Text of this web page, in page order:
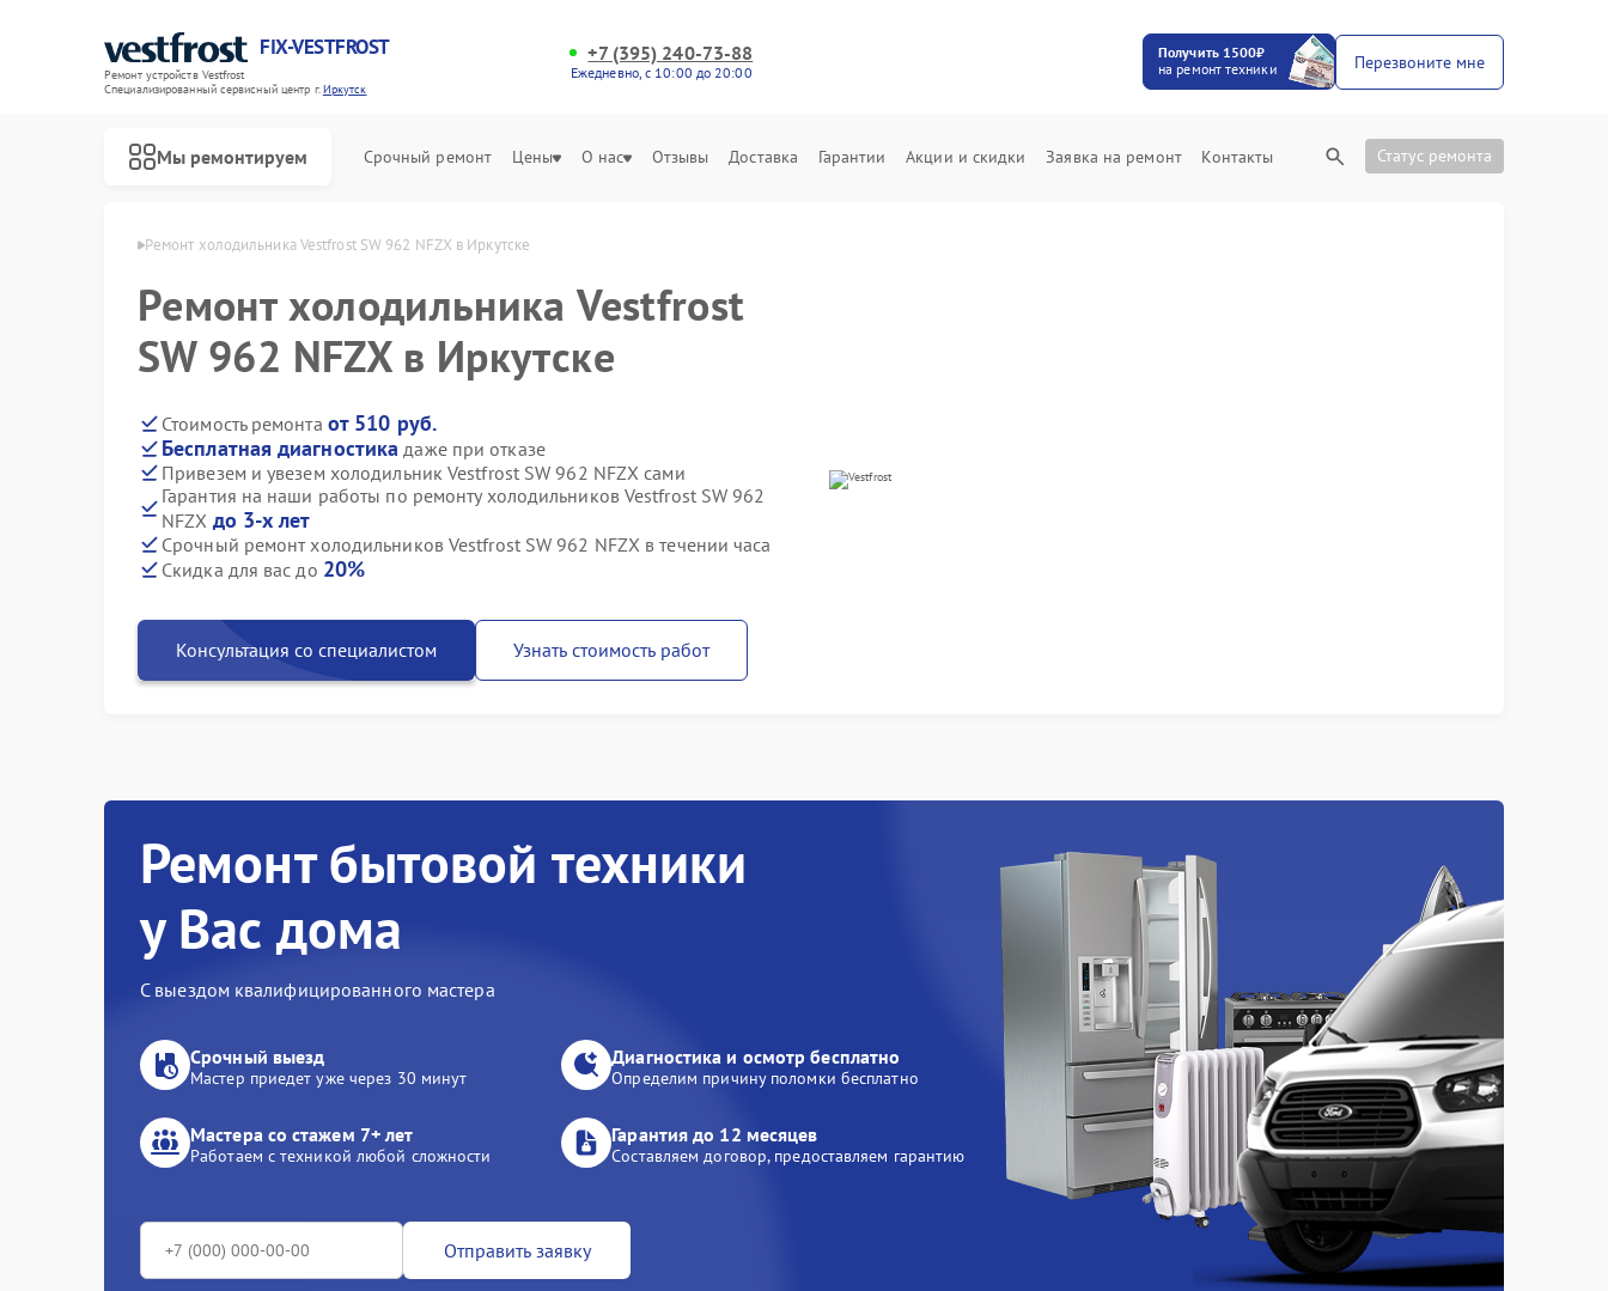
FIX-VESTFROST
Ремонт устройств Vestfrost
Специализированный cервисный центр г.Иркутск
+7 (395) 240-73-88
Ежедневно, с 10:00 до 20:00
Получить 1500₽
на ремонт техники
Перезвоните мне
Мы ремонтируем Срочный ремонт Цены О нас Отзывы Доставка Гарантии Акции и скидки Заявка на ремонт Контакты Статус ремонта
Ремонт холодильника Vestfrost SW 962 NFZX в Иркутске
Ремонт холодильника Vestfrost
SW 962 NFZX в Иркутске
Стоимость ремонта от 510 руб.
Бесплатная диагностика даже при отказе
Привезем и увезем холодильник Vestfrost SW 962 NFZX сами
Гарантия на наши работы по ремонту холодильников Vestfrost SW 962
NFZX до 3-х лет
Срочный ремонт холодильников Vestfrost SW 962 NFZX в течении часа
Скидка для вас до 20%
Консультация со специалистом Узнать стоимость работ
Ремонт бытовой техники
у Вас дома
С выездом квалифицированного мастера
Срочный выезд
Мастер приедет уже через 30 минут
Диагностика и осмотр бесплатно
Определим причину поломки бесплатно
Мастера со стажем 7+ лет
Работаем с техникой любой сложности
Гарантия до 12 месяцев
Составляем договор, предоставляем гарантию
Отправить заявку